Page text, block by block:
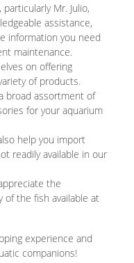
Mr. Julio,
assistance,
information you need
maintenance.
on offering
of products.
broad assortment of
for your aquarium
help you import
readily available in our
the
of the fish available at
experience and
companions!